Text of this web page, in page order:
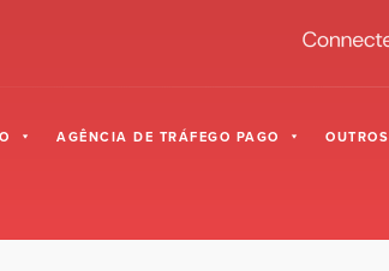
AGÊNCIA DE TRÁFEGO PAGO